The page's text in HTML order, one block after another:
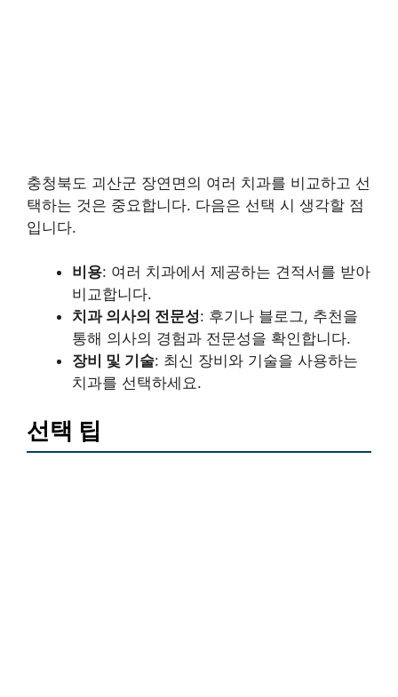
충청북도 괴산군 장연면의 여러 치과를 비교하고 선
택하는 것은 중요합니다. 다음은 선택 시 생각할 점
입니다.
비용: 여러 치과에서 제공하는 견적서를 받아
비교합니다.
치과 의사의 전문성: 후기나 블로그, 추천을
통해 의사의 경험과 전문성을 확인합니다.
장비 및 기술: 최신 장비와 기술을 사용하는
치과를 선택하세요.
선택 팁